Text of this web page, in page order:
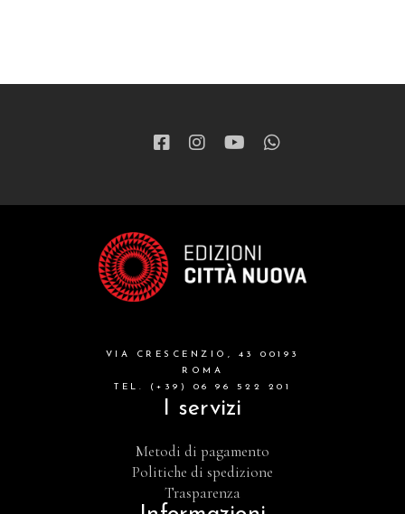
VIA CRESCENZIO, 43 00193
ROMA
TEL. (+39) 06 96 522 201
I servizi
Metodi di pagamento
Politiche di spedizione
Trasparenza